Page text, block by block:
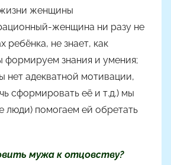
женщины
женщина ни разу не
ребёнка, не знает, как
формируем знания и умения;
нет адекватной мотивации,
сформировать её и т.д.) мы
люди) помогаем ей обретать
мужа к отцовству?